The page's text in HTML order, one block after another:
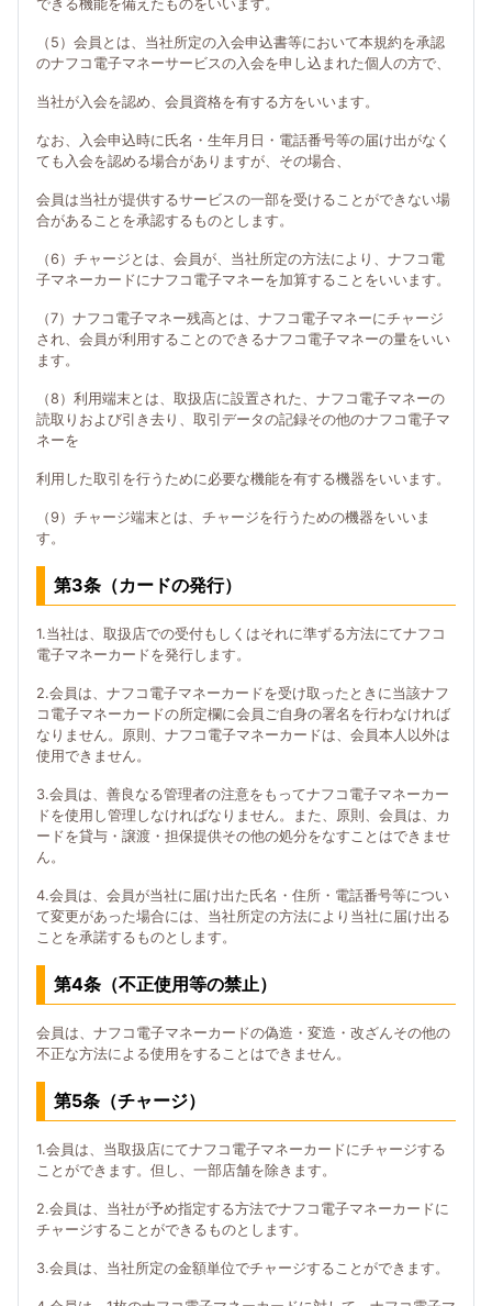
できる機能を備えたものをいいます。
（5）会員とは、当社所定の入会申込書等において本規約を承認
のナフコ電子マネーサービスの入会を申し込まれた個人の方で、
当社が入会を認め、会員資格を有する方をいいます。
なお、入会申込時に氏名・生年月日・電話番号等の届け出がなく
ても入会を認める場合がありますが、その場合、
会員は当社が提供するサービスの一部を受けることができない場
合があることを承認するものとします。
（6）チャージとは、会員が、当社所定の方法により、ナフコ電
子マネーカードにナフコ電子マネーを加算することをいいます。
（7）ナフコ電子マネー残高とは、ナフコ電子マネーにチャージ
され、会員が利用することのできるナフコ電子マネーの量をいい
ます。
（8）利用端末とは、取扱店に設置された、ナフコ電子マネーの
読取りおよび引き去り、取引データの記録その他のナフコ電子マ
ネーを
利用した取引を行うために必要な機能を有する機器をいいます。
（9）チャージ端末とは、チャージを行うための機器をいいま
す。
第3条（カードの発行）
1.当社は、取扱店での受付もしくはそれに準ずる方法にてナフコ
電子マネーカードを発行します。
2.会員は、ナフコ電子マネーカードを受け取ったときに当該ナフ
コ電子マネーカードの所定欄に会員ご自身の署名を行わなければ
なりません。原則、ナフコ電子マネーカードは、会員本人以外は
使用できません。
3.会員は、善良なる管理者の注意をもってナフコ電子マネーカー
ドを使用し管理しなければなりません。また、原則、会員は、カ
ードを貸与・譲渡・担保提供その他の処分をなすことはできませ
ん。
4.会員は、会員が当社に届け出た氏名・住所・電話番号等につい
て変更があった場合には、当社所定の方法により当社に届け出る
ことを承諾するものとします。
第4条（不正使用等の禁止）
会員は、ナフコ電子マネーカードの偽造・変造・改ざんその他の
不正な方法による使用をすることはできません。
第5条（チャージ）
1.会員は、当取扱店にてナフコ電子マネーカードにチャージする
ことができます。但し、一部店舗を除きます。
2.会員は、当社が予め指定する方法でナフコ電子マネーカードに
チャージすることができるものとします。
3.会員は、当社所定の金額単位でチャージすることができます。